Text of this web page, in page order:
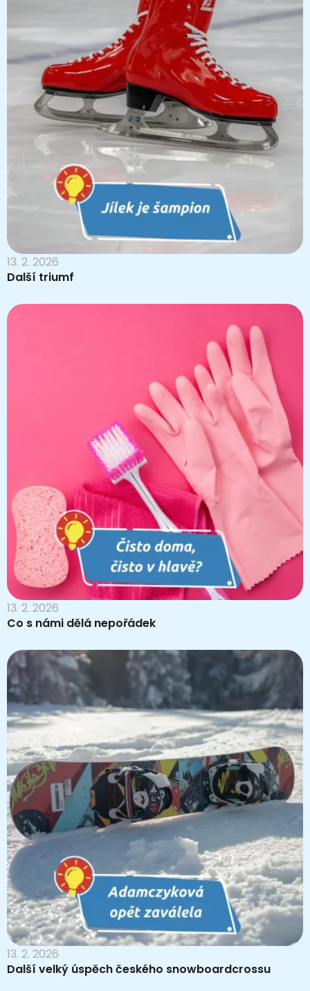
13. 2. 2026
Další triumf
13. 2. 2026
Co s námi dělá nepořádek
13. 2. 2026
Další velký úspěch českého snowboardcrossu